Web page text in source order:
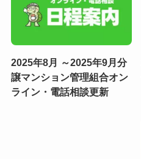
2025年8月 ～2025年9月分
譲マンション管理組合オン
ライン・電話相談更新